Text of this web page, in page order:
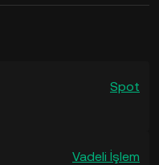
Spot
Vadeli İşlem